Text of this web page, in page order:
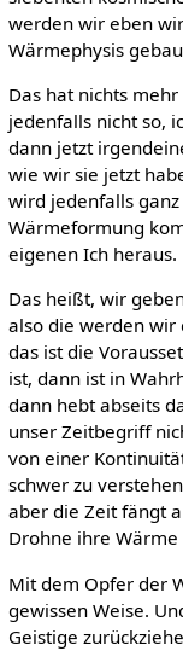
werden wir eben
Wärmephysis
Das hat nichts
jedenfalls nicht so,
dann jetzt
wie wir sie jetzt
wird jedenfalls
Wärmeformung
eigenen Ich heraus.
Das heißt, wir
also die werden wir
das ist die
ist, dann ist in
dann hebt abseits
unser Zeitbegriff
von einer
schwer zu
aber die Zeit fängt
Drohne ihre
Mit dem Opfer der
gewissen Weise.
Geistige